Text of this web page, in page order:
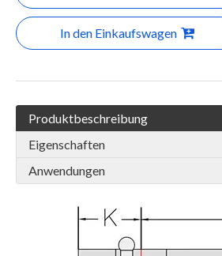
In den Einkaufswagen
Produktbeschreibung
Eigenschaften
Anwendungen